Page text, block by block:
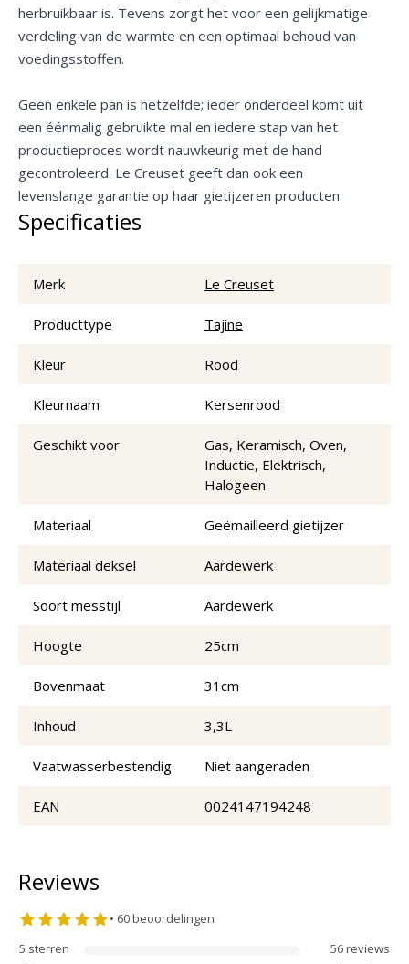
herbruikbaar is. Tevens zorgt het voor een gelijkmatige
verdeling van de warmte en een optimaal behoud van
voedingsstoffen.
Geen enkele pan is hetzelfde; ieder onderdeel komt uit
een éénmalig gebruikte mal en iedere stap van het
productieproces wordt nauwkeurig met de hand
gecontroleerd. Le Creuset geeft dan ook een
levenslange garantie op haar gietijzeren producten.
Specificaties
Merk Le Creuset
Producttype Tajine
Kleur Rood
Kleurnaam Kersenrood
Geschikt voor
Gas, Keramisch, Oven,
Inductie, Elektrisch,
Halogeen
Materiaal Geëmailleerd gietijzer
Materiaal deksel Aardewerk
Soort messtijl Aardewerk
Hoogte 25cm
Bovenmaat 31cm
Inhoud 3,3L
Vaatwasserbestendig Niet aangeraden
EAN 0024147194248
Reviews
• 60beoordelingen
5 sterren 56reviews